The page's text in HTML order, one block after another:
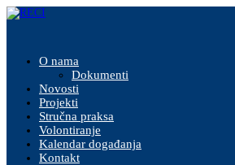
O nama
Dokumenti
Novosti
Projekti
Stručna praksa
Volontiranje
Kalendar događanja
Kontakt